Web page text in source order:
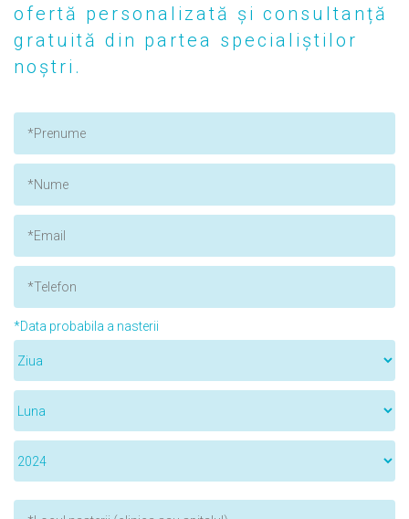
ofertă personalizată și consultanță
gratuită din partea specialiștilor
noștri.
*Data probabila a nasterii